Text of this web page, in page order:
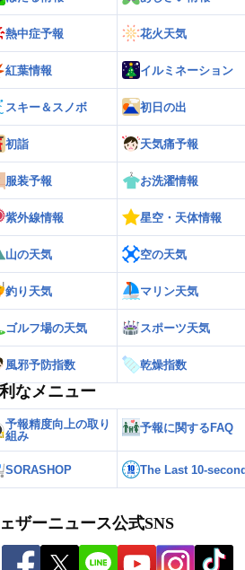
熱中症予報 花火天気
紅葉情報 イルミネーション
スキー＆スノボ 初日の出
初詣 天気痛予報
服装予報 お洗濯情報
紫外線情報 星空・天体情報
山の天気 空の天気
釣り天気 マリン天気
ゴルフ場の天気 スポーツ天気
風邪予防指数 乾燥指数
なメニュー
予報精度向上の取り
組み
予報に関するFAQ
SORASHOP The Last 10-
ザーニュース公式SNS